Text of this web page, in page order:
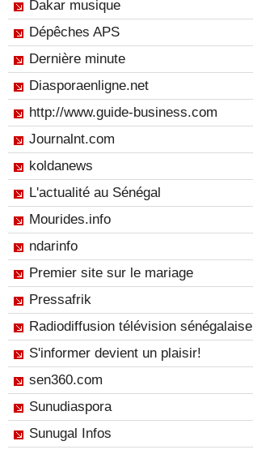
Dakar musique
Dépêches APS
Dernière minute
Diasporaenligne.net
http://www.guide-business.com
Journalnt.com
koldanews
L'actualité au Sénégal
Mourides.info
ndarinfo
Premier site sur le mariage
Pressafrik
Radiodiffusion télévision sénégalaise
S'informer devient un plaisir!
sen360.com
Sunudiaspora
Sunugal Infos